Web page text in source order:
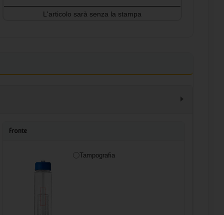
L'articolo sarà senza la stampa
Fronte
Tampografia